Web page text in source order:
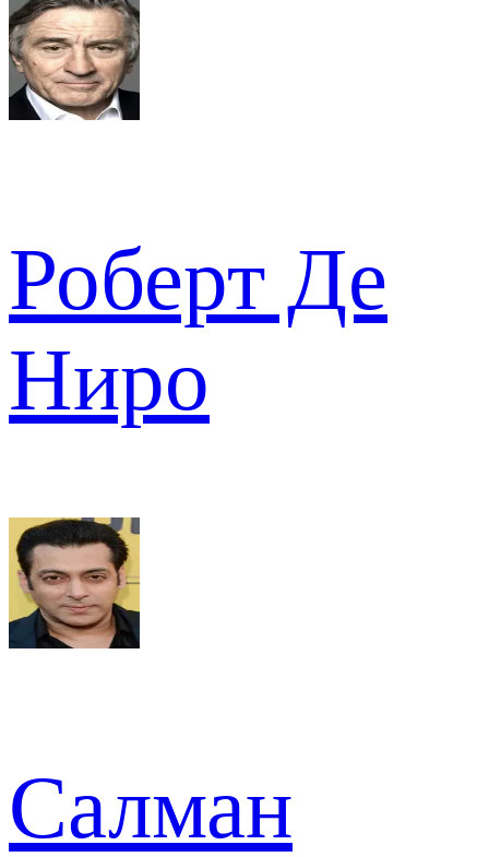
Роберт Де
Ниро
Салман